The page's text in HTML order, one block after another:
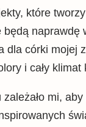
które
naprawdę
dla córki mojej
i cały klimat
mi,